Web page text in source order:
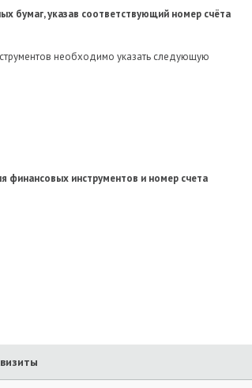
бумаг, указав соответствующий номер счёта
необходимо указать следующую
финансовых инструментов и номер счета